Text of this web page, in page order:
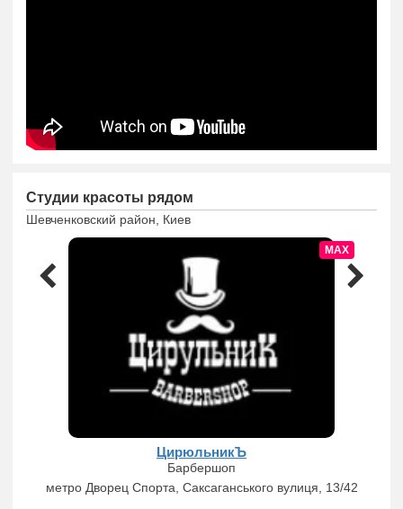
Студии красоты рядом
Шевченковский район, Киев
MAX
ЦирюльникЪ
Барбершоп
метро Дворец Спорта, Саксаганського вулиця, 13/42